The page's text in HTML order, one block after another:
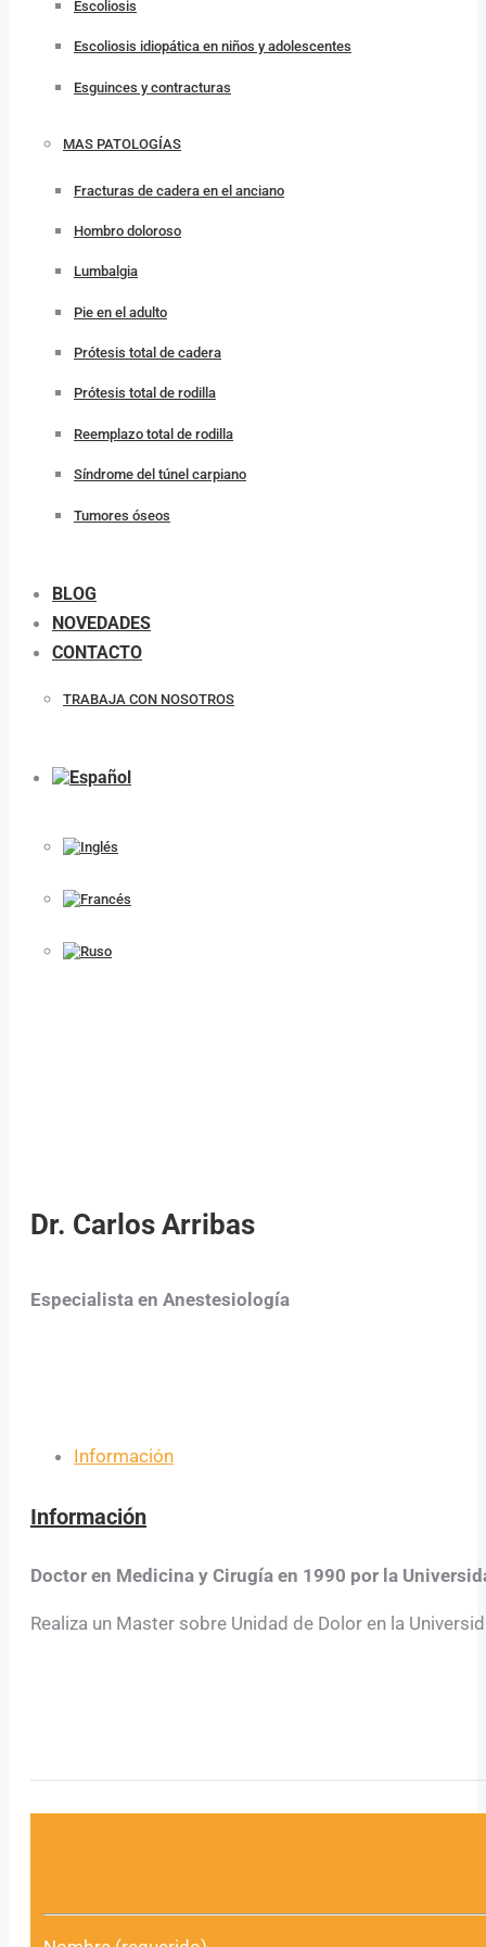
Escoliosis
Escoliosis idiopática en niños y adolescentes
Esguinces y contracturas
MAS PATOLOGÍAS
Fracturas de cadera en el anciano
Hombro doloroso
Lumbalgia
Pie en el adulto
Prótesis total de cadera
Prótesis total de rodilla
Reemplazo total de rodilla
Síndrome del túnel carpiano
Tumores óseos
BLOG
NOVEDADES
CONTACTO
TRABAJA CON NOSOTROS
Dr. Carlos Arribas
Especialista en Anestesiología
Información
Información
Doctor en Medicina y Cirugía en 1990 por la
Realiza un Master sobre Unidad de Dolor en la